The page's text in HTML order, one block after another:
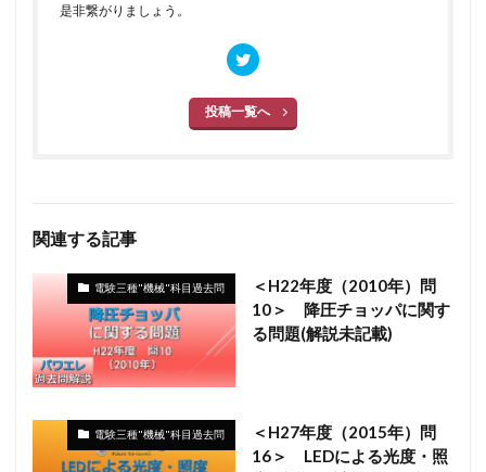
是非繋がりましょう。
投稿一覧へ
関連する記事
電験三種"機械"科目過去問
＜H22年度（2010年）問
10＞ 降圧チョッパに関す
る問題(解説未記載)
電験三種"機械"科目過去問
＜H27年度（2015年）問
16＞ LEDによる光度・照